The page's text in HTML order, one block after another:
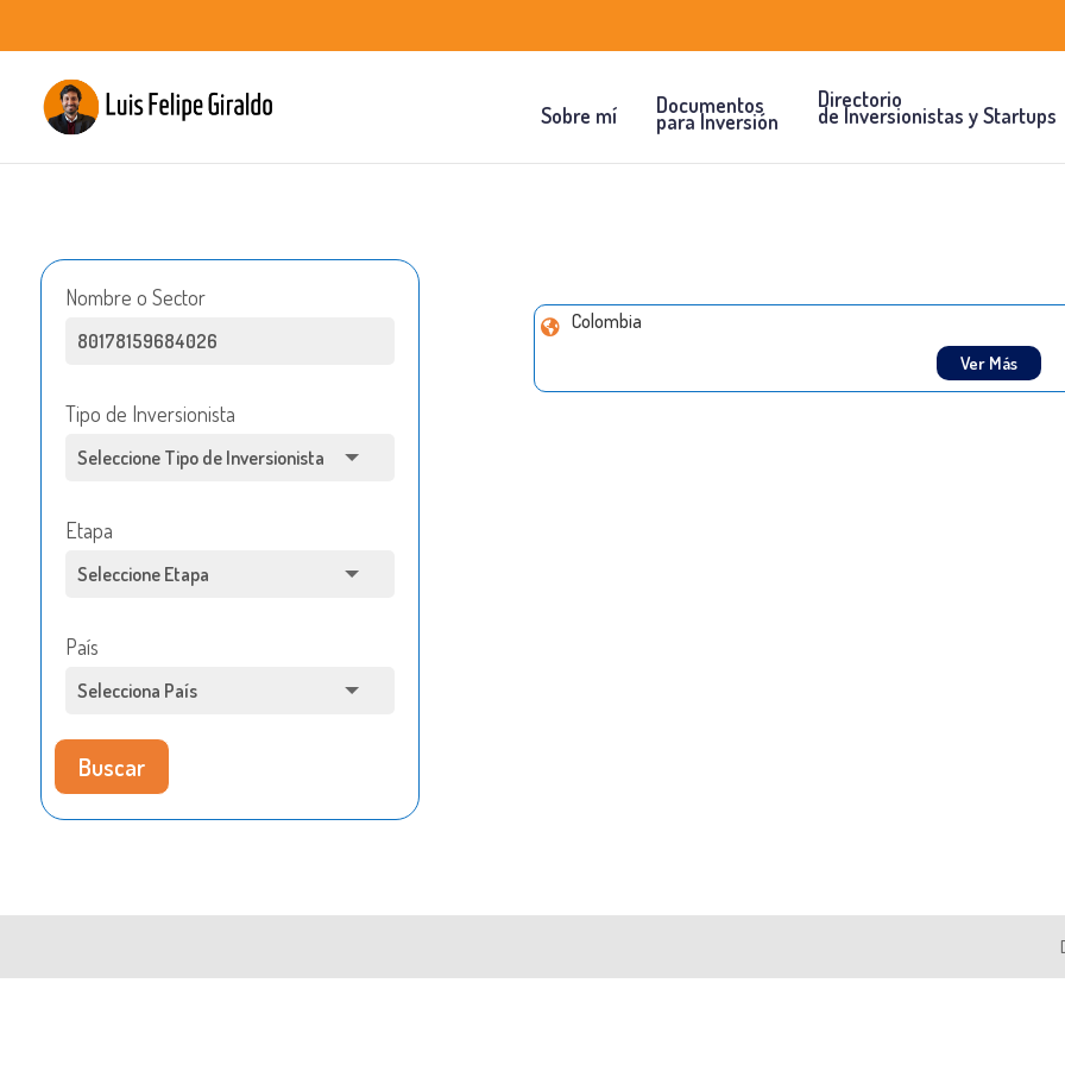
Sobre mí Documentos
para Inversión
Directorio
de Inversionistas y Startups
Nombre o Sector
Tipo de Inversionista
Etapa
País
Buscar
Colombia
Ver Más